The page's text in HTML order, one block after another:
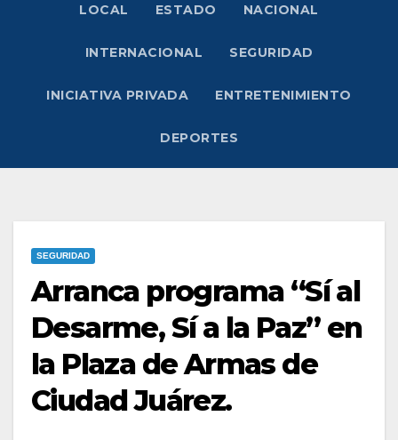
LOCAL ESTADO NACIONAL
INTERNACIONAL SEGURIDAD
INICIATIVA PRIVADA ENTRETENIMIENTO
DEPORTES
SEGURIDAD
Arranca programa “Sí al
Desarme, Sí a la Paz” en
la Plaza de Armas de
Ciudad Juárez.